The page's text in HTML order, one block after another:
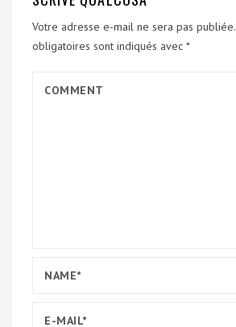
Votre adresse e-mail ne sera pas publiée.
obligatoires sont indiqués avec *